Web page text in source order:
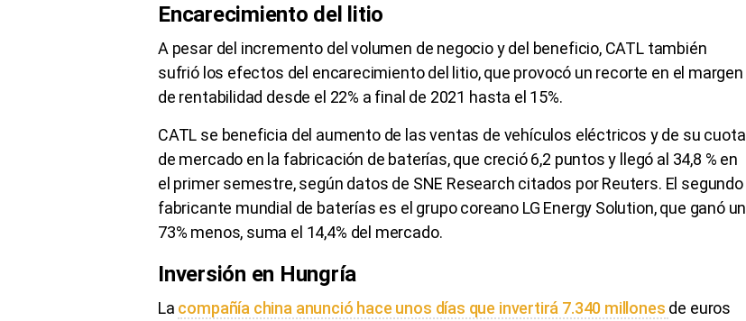
Encarecimiento del litio
A pesar del incremento del volumen de negocio y del beneficio, CATL también
sufrió los efectos del encarecimiento del litio, que provocó un recorte en el margen
de rentabilidad desde el 22% a final de 2021 hasta el 15%.
CATL se beneficia del aumento de las ventas de vehículos eléctricos y de su cuota
de mercado en la fabricación de baterías, que creció 6,2 puntos y llegó al 34,8 % en
el primer semestre, según datos de SNE Research citados por Reuters. El segundo
fabricante mundial de baterías es el grupo coreano LG Energy Solution, que ganó un
73% menos, suma el 14,4% del mercado.
Inversión en Hungría
La compañía china anunció hace unos días que invertirá 7.340 millones de euros